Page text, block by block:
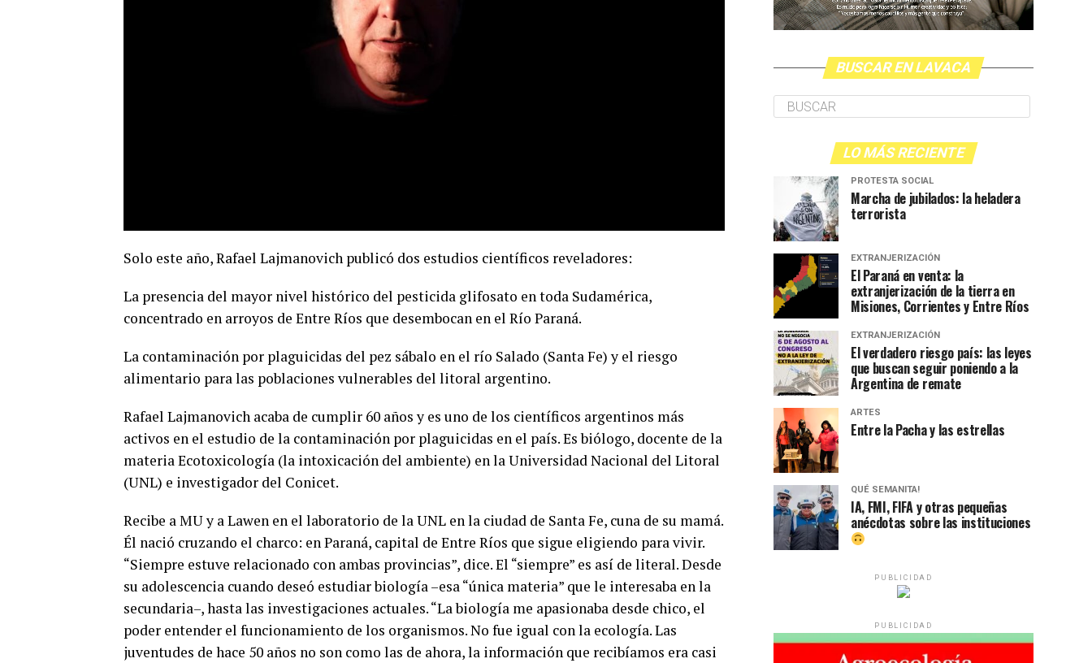
Solo este año, Rafael Lajmanovich publicó dos estudios científicos reveladores:
La presencia del mayor nivel histórico del pesticida glifosato en toda Sudamérica,
concentrado en arroyos de Entre Ríos que desembocan en el Río Paraná.
La contaminación por plaguicidas del pez sábalo en el río Salado (Santa Fe) y el riesgo
alimentario para las poblaciones vulnerables del litoral argentino.
Rafael Lajmanovich acaba de cumplir 60 años y es uno de los científicos argentinos más
activos en el estudio de la contaminación por plaguicidas en el país. Es biólogo, docente de la
materia Ecotoxicología (la intoxicación del ambiente) en la Universidad Nacional del Litoral
(UNL) e investigador del Conicet.
Recibe a MU y a Lawen en el laboratorio de la UNL en la ciudad de Santa Fe, cuna de su mamá.
Él nació cruzando el charco: en Paraná, capital de Entre Ríos que sigue eligiendo para vivir.
“Siempre estuve relacionado con ambas provincias”, dice. El “siempre” es así de literal. Desde
su adolescencia cuando deseó estudiar biología –esa “única materia” que le interesaba en la
secundaria–, hasta las investigaciones actuales. “La biología me apasionaba desde chico, el
poder entender el funcionamiento de los organismos. No fue igual con la ecología. Las
juventudes de hace 50 años no son como las de ahora, la información que recibíamos era casi
BUSCAR EN LAVACA
LO MÁS RECIENTE
PROTESTA SOCIAL
Marcha de jubilados: la heladera
terrorista
EXTRANJERIZACIÓN
El Paraná en venta: la
extranjerización de la tierra en
Misiones, Corrientes y Entre Ríos
EXTRANJERIZACIÓN
El verdadero riesgo país: las leyes
que buscan seguir poniendo a la
Argentina de remate
ARTES
Entre la Pacha y las estrellas
QUÉ SEMANITA!
IA, FMI, FIFA y otras pequeñas
anécdotas sobre las instituciones
PUBLICIDAD
PUBLICIDAD